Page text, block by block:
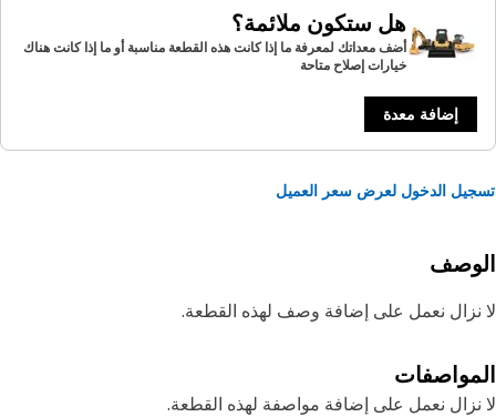
هل ستكون ملائمة؟
أضف معداتك لمعرفة ما إذا كانت هذه القطعة مناسبة أو ما إذا كانت هناك
خيارات إصلاح متاحة
إضافة معدة
الدخول لعرض سعر العميل
نزال نعمل على إضافة وصف لهذه القطعة.
نعمل على إضافة مواصفة لهذه القطعة.